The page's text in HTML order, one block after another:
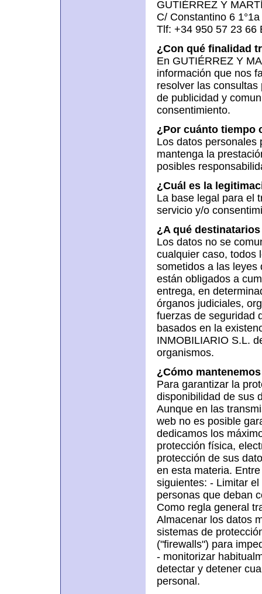
GUTIÉRREZ Y
C/ Constantino 6
Tlf: +34 950 57 23 66
¿Con qué finalidad
En GUTIÉRREZ Y
información que nos
resolver las
de publicidad y
consentimiento.
¿Por cuánto tiempo
Los datos personales
mantenga la
posibles
¿Cuál es la
La base legal para el
servicio y/o
¿A qué
Los datos no se
cualquier caso, todos
sometidos a las leyes
están obligados a
entrega, en
órganos judiciales,
fuerzas de seguridad
basados en la
INMOBILIARIO S.L.
organismos.
¿Cómo
Para garantizar la
disponibilidad de sus
Aunque en las
web no es posible
dedicamos los
protección física,
protección de sus
en esta materia.
siguientes: - Limitar
personas que deban
Como regla general
Almacenar los datos
sistemas de
("firewalls") para
- monitorizar
detectar y detener
personal.